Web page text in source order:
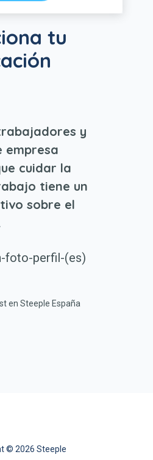
tu
y
empresa
cuidar la
tiene un
sobre el
en Steeple España
© 2026 Steeple